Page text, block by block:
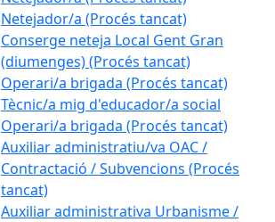
Netejador/a (Procés tancat)
Conserge neteja Local Gent Gran
(diumenges) (Procés tancat)
Operari/a brigada (Procés tancat)
Tècnic/a mig d'educador/a social
Operari/a brigada (Procés tancat)
Auxiliar administratiu/va OAC /
Contractació / Subvencions (Procés
tancat)
Auxiliar administrativa Urbanisme /